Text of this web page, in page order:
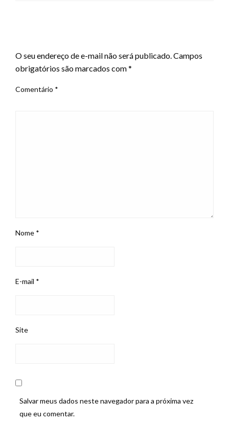
O seu endereço de e-mail não será publicado.Campos
obrigatórios são marcados com*
Comentário *
Nome *
E-mail *
Site
Salvar meus dados neste navegador para a próxima vez
que eu comentar.